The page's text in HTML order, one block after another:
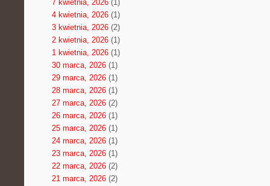
7 kwietnia, 2026(1)
4 kwietnia, 2026(1)
3 kwietnia, 2026(2)
2 kwietnia, 2026(1)
1 kwietnia, 2026(1)
30 marca, 2026(1)
29 marca, 2026(1)
28 marca, 2026(1)
27 marca, 2026(2)
26 marca, 2026(1)
25 marca, 2026(1)
24 marca, 2026(1)
23 marca, 2026(1)
22 marca, 2026(2)
21 marca, 2026(2)